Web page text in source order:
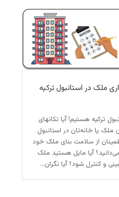
ملک در استانبول ترکیه
ترکیه هستیم! آیا تکانهای
ملک یا خانه‌تان در استانبول
از سلامت بنای ملک خود
می‌دانید؟ آیا مایل هستید ملک
و کنترل شود؟ آیا نگران...